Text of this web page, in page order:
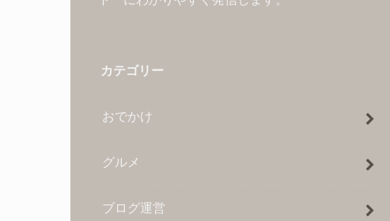
カテゴリー
おでかけ
グルメ
ブログ運営